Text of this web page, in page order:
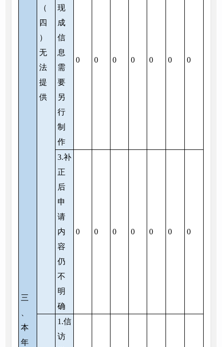
三
本
年
（
四
）
无
法
提
供
现
成
信
息
需
要
另
行
制
作
0 0 0 0 0 0 0
3.补
正
后
申
请
内
容
仍
不
明
确
0 0 0 0 0 0 0
1.信
访